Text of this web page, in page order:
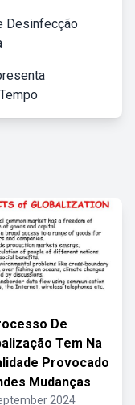
Desinfecção
De
Tem Na
Provocado
Mudanças
2024